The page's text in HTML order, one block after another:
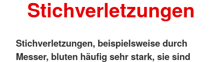
Stichverletzungen
Stichverletzungen, beispielsweise durch
Messer, bluten häufig sehr stark, sie sind